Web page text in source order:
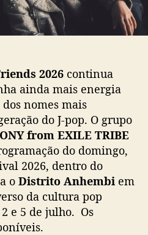
ç
ã
o
R
M
O
c
h
e
g
a
a
A
n
i
m
2026 continua
ainda mais energia
nomes mais
do J-pop. O grupo
from EXILE TRIBE
do domingo,
2026, dentro do
o Distrito Anhembi em
da cultura pop
e 5 de julho. Os